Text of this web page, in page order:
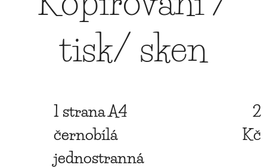
tisk/ sken
1 strana A4
černobílá
jednostranná
2
Kč